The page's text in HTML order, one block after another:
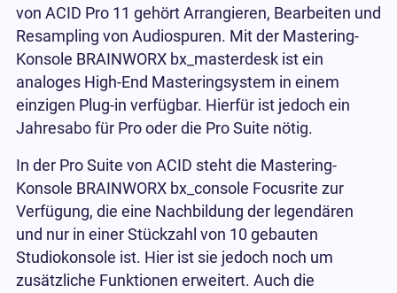
von ACID Pro 11 gehört Arrangieren, Bearbeiten und
Resampling von Audiospuren. Mit der Mastering-
Konsole BRAINWORX bx_masterdesk ist ein
analoges High-End Masteringsystem in einem
einzigen Plug-in verfügbar. Hierfür ist jedoch ein
Jahresabo für Pro oder die Pro Suite nötig.
In der Pro Suite von ACID steht die Mastering-
Konsole BRAINWORX bx_console Focusrite zur
Verfügung, die eine Nachbildung der legendären
und nur in einer Stückzahl von 10 gebauten
Studiokonsole ist. Hier ist sie jedoch noch um
zusätzliche Funktionen erweitert. Auch die